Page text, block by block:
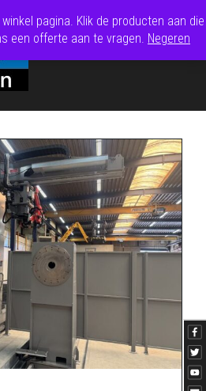
pagina. Klik de producten aan die
een offerte aan te vragen. Negeren